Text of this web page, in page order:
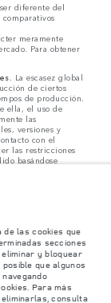
diferente del
meramente
Para obtener
La escasez global
de ciertos
de producción.
ella, el uso de
las
versiones y
con el
las restricciones
basándose
piezas y
continua y sin
los motores
las
del mercado y
se muestran con
no estar
tu concesionario
las cookies que
secciones
y bloquear
que algunos
Para más
consulta